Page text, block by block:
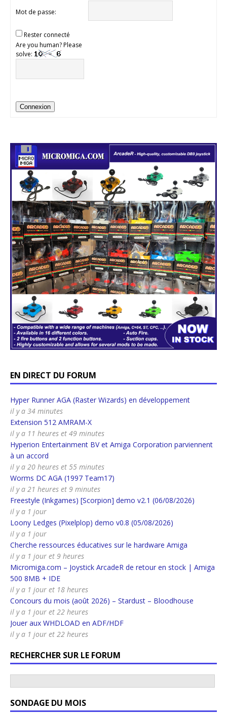
Mot de passe:
Rester connecté
Are you human? Please
solve:
Connexion
EN DIRECT DU FORUM
Hyper Runner AGA (Raster Wizards) en développement
il y a 34 minutes
Extension 512 AMRAM-X
il y a 11 heures et 49 minutes
Hyperion Entertainment BV et Amiga Corporation parviennent
à un accord
il y a 20 heures et 55 minutes
Worms DC AGA (1997 Team17)
il y a 21 heures et 9 minutes
Freestyle (Inkgames) [Scorpion] demo v2.1 (06/08/2026)
il y a 1 jour
Loony Ledges (Pixelplop) demo v0.8 (05/08/2026)
il y a 1 jour
Cherche ressources éducatives sur le hardware Amiga
il y a 1 jour et 9 heures
Micromiga.com – Joystick ArcadeR de retour en stock | Amiga
500 8MB + IDE
il y a 1 jour et 18 heures
Concours du mois (août 2026) – Stardust – Bloodhouse
il y a 1 jour et 22 heures
Jouer aux WHDLOAD en ADF/HDF
il y a 1 jour et 22 heures
RECHERCHER SUR LE FORUM
SONDAGE DU MOIS